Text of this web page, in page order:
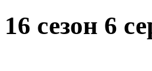
16 сезон 6